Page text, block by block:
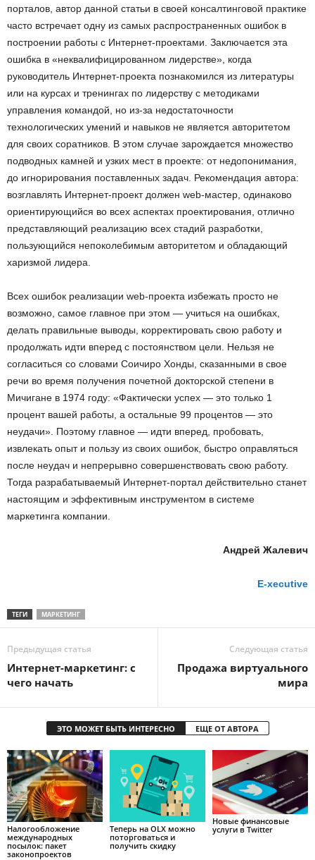
порталов, автор данной статьи в своей консалтинговой практике
часто встречает одну из самых распространенных ошибок в
построении работы с Интернет-проектами. Заключается эта
ошибка в «неквалифицированном лидерстве», когда
руководитель Интернет-проекта познакомился из литературы
или на курсах и тренингах по лидерству с методиками
управления командой, но из-за недостаточности
технологических умений и навыков не является авторитетом
для своих соратников. В этом случае зарождается множество
подводных камней и узких мест в проекте: от недопонимания,
до игнорирования поставленных задач. Рекомендация автора:
возглавлять Интернет-проект должен web-мастер, одинаково
ориентирующийся во всех аспектах проектирования, отлично
представляющий реализацию всех стадий разработки,
пользующийся непоколебимым авторитетом и обладающий
харизмой лидера.
Всех ошибок реализации web-проекта избежать просто не
возможно, самое главное при этом — учиться на ошибках,
делать правильные выводы, корректировать свою работу и
продолжать идти вперед с постоянством цели. Нельзя не
согласиться со словами Соичиро Хонды, сказанными в свое
речи во время получения почетной докторской степени в
Мичигане в 1974 году: «Фактически успех — это только 1
процент вашей работы, а остальные 99 процентов — это
неудачи». Поэтому главное — идти вперед, пробовать,
извлекать опыт и пользу из своих ошибок, быстро оправляться
после неудач и непрерывно совершенствовать свою работу.
Тогда разрабатываемый Интернет-портал действительно станет
настоящим и эффективным инструментом в системе
маркетинга компании.
Андрей Жалевич
E-xecutive
ТЕГИ МАРКЕТИНГ
Предыдущая статья
Интернет-маркетинг: с
чего начать
Следующая статья
Продажа виртуального
мира
ЭТО МОЖЕТ БЫТЬ ИНТЕРЕСНО ЕЩЕ ОТ АВТОРА
Налогообложение
международных
посылок: пакет
законопроектов
Теперь на OLX можно
поторговаться и
получить скидку
Новые финансовые
услуги в Twitter